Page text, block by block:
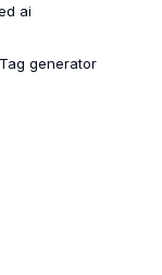
ai
generator